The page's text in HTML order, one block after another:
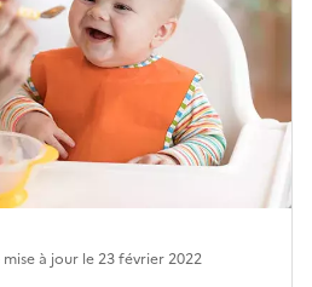
à jour le23 février 2022